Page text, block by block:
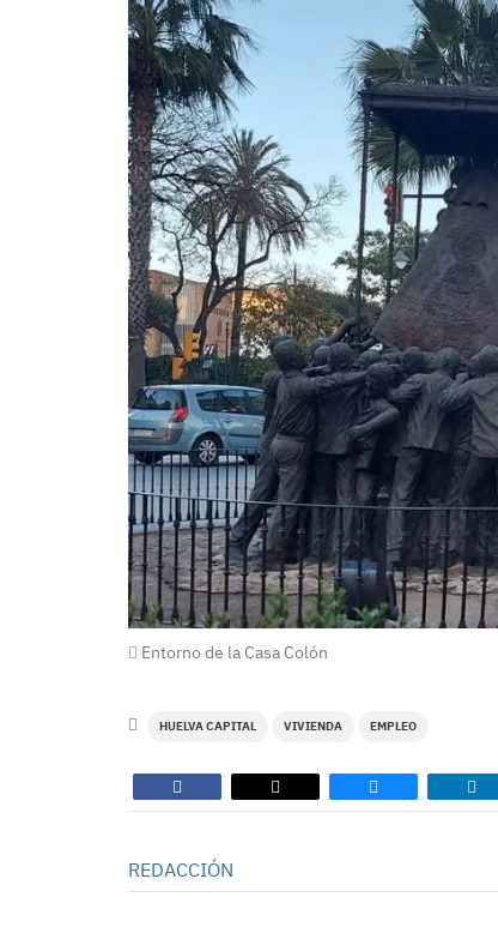
Entorno de la Casa Colón
HUELVA CAPITAL VIVIENDA EMPLEO
REDACCIÓN